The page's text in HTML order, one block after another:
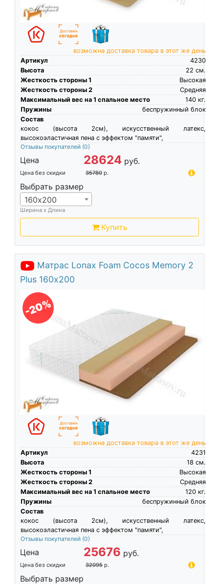
возможна доставка товара в этот же день
Артикул
4230
Высота
см.
22
Жесткость стороны 1
Высокая
Жесткость стороны 2
Средняя
Максимальный вес на 1 спальное место
кг.
140
Пружины
беспружинный блок
Состав
кокос (высота 2см), искусственный латекс,
высокоэластичная пена c эффектом "памяти",
Отзывы покупателей (0)
Цена 28624 руб.
Цена без скидки 35780 р.
Выбрать размер
160х200
Ширина х Длина
Купить
Матрас Lonax Foam Cocos Memory 2
Plus 160х200
-20%
возможна доставка товара в этот же день
Артикул
4231
Высота
см.
18
Жесткость стороны 1
Высокая
Жесткость стороны 2
Средняя
Максимальный вес на 1 спальное место
кг.
120
Пружины
беспружинный блок
Состав
кокос (высота 2см), искусственный латекс,
высокоэластичная пена c эффектом "памяти",
Отзывы покупателей (0)
Цена 25676 руб.
Цена без скидки 32095 р.
Выбрать размер